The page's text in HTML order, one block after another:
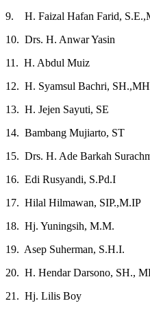
9. H. Faizal Hafan Farid,
10. Drs. H. Anwar Yasin
11. H. Abdul Muiz
12. H. Syamsul Bachri, SH.,MH
13. H. Jejen Sayuti, SE
14. Bambang Mujiarto, ST
15. Drs. H. Ade Barkah
16. Edi Rusyandi, S.Pd.I
17. Hilal Hilmawan, SIP.,M.IP
18. Hj. Yuningsih, M.M.
19. Asep Suherman, S.H.I.
20. H. Hendar Darsono, SH.,
21. Hj. Lilis Boy